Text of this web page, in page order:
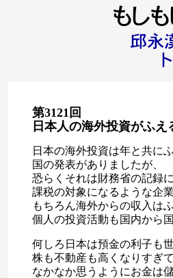
第3121回
日本人の海外投資がふえ
日本の海外投資は年と共に
国の発表がありましたが、
恐らくそれは財務省の記録
課税の対象になるような企
もちろん海外からの収入は
個人の投資活動も国内から
何しろ日本は預金の利子も
株も不動産も高くなりすぎ
なかなか思うようにお金は